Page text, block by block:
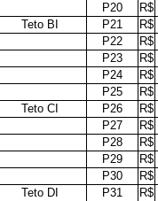
P20
R$
Teto BI
P21 R$
P22
R$
P23
R$
P24
R$
P25
R$
Teto CI
P26 R$
P27
R$
P28
R$
P29
R$
P30
R$
Teto DI
P31 R$